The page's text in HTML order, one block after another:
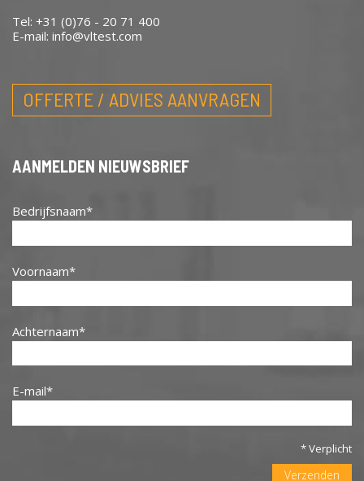
Tel: +31 (0)76 - 20 71 400
E-mail: info@vltest.com
OFFERTE / ADVIES AANVRAGEN
AANMELDEN NIEUWSBRIEF
Bedrijfsnaam
Voornaam
Achternaam
E-mail
* Verplicht
Verzenden